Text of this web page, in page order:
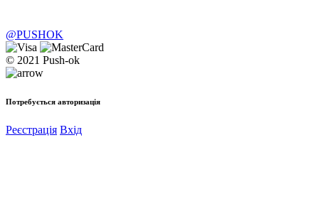
@PUSHOK
© 2021 Push-ok
Потребується авторизація
Реєстрація Вхід